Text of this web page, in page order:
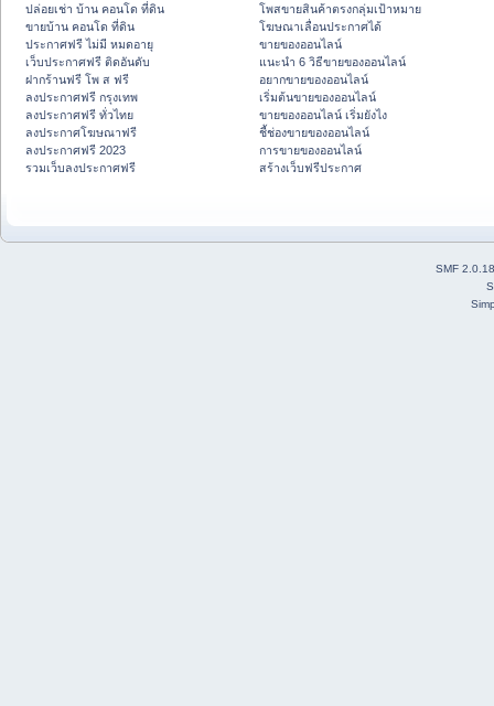
ปล่อยเช่า บ้าน คอนโด ที่ดิน
ขายบ้าน คอนโด ที่ดิน
ประกาศฟรี ไม่มี หมดอายุ
เว็บประกาศฟรี ติดอันดับ
ฝากร้านฟรี โพ ส ฟรี
ลงประกาศฟรี กรุงเทพ
ลงประกาศฟรี ทั่วไทย
ลงประกาศโฆษณาฟรี
ลงประกาศฟรี 2023
รวมเว็บลงประกาศฟรี
โพสขายสินค้าตรงกลุ่มเป้าหมาย
โฆษณาเลื่อนประกาศได้
ขายของออนไลน์
แนะนำ 6 วิธีขายของออนไลน์
อยากขายของออนไลน์
เริ่มต้นขายของออนไลน์
ขายของออนไลน์ เริ่มยังไง
ชี้ช่องขายของออนไลน์
การขายของออนไลน์
สร้างเว็บฟรีประกาศ
SMF 2.0.18